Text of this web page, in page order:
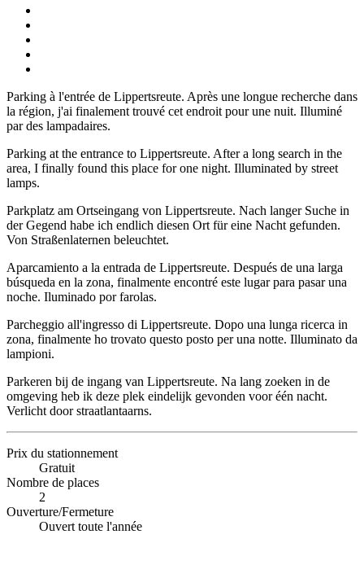
Parking à l'entrée de Lippertsreute. Après une longue recherche dans
la région, j'ai finalement trouvé cet endroit pour une nuit. Illuminé
par des lampadaires.
Parking at the entrance to Lippertsreute. After a long search in the
area, I finally found this place for one night. Illuminated by street
lamps.
Parkplatz am Ortseingang von Lippertsreute. Nach langer Suche in
der Gegend habe ich endlich diesen Ort für eine Nacht gefunden.
Von Straßenlaternen beleuchtet.
Aparcamiento a la entrada de Lippertsreute. Después de una larga
búsqueda en la zona, finalmente encontré este lugar para pasar una
noche. Iluminado por farolas.
Parcheggio all'ingresso di Lippertsreute. Dopo una lunga ricerca in
zona, finalmente ho trovato questo posto per una notte. Illuminato da
lampioni.
Parkeren bij de ingang van Lippertsreute. Na lang zoeken in de
omgeving heb ik deze plek eindelijk gevonden voor één nacht.
Verlicht door straatlantaarns.
Prix du stationnement
Gratuit
Nombre de places
2
Ouverture/Fermeture
Ouvert toute l'année